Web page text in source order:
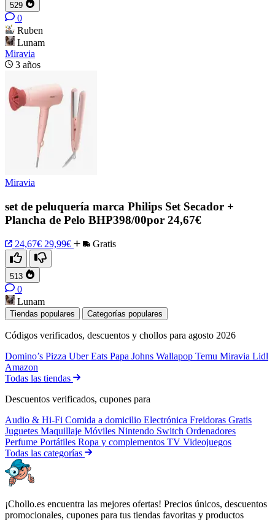
529
0
Ruben
Lunam
Miravia
3 años
Miravia
set de peluquería marca Philips Set Secador +
Plancha de Pelo BHP398/00por 24,67€
24,67€ 29,99€ Gratis
513
0
Lunam
Tiendas populares Categorías populares
Códigos verificados, descuentos y chollos para agosto 2026
Domino’s Pizza Uber Eats Papa Johns Wallapop Temu Miravia Lidl
Amazon
Todas las tiendas
Descuentos verificados, cupones para
Audio & Hi-Fi Comida a domicilio Electrónica Freidoras Gratis
Juguetes Maquillaje Móviles Nintendo Switch Ordenadores
Perfume Portátiles Ropa y complementos TV Videojuegos
Todas las categorías
¡Chollo.es encuentra las mejores ofertas! Precios únicos, descuentos
promocionales, cupones para tus tiendas favoritas y productos